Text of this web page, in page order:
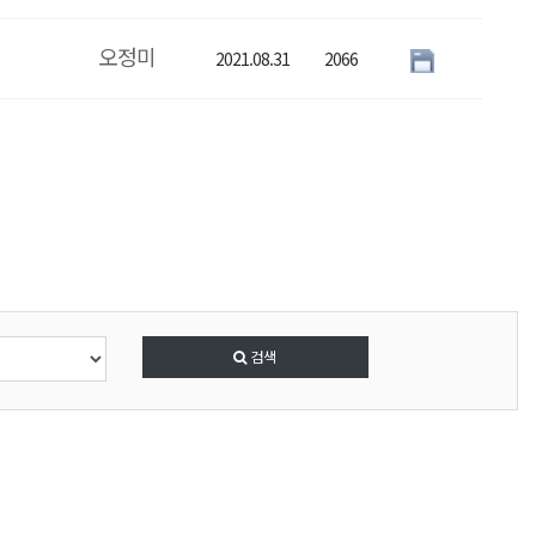
오정미 2021.08.31 2066
검색